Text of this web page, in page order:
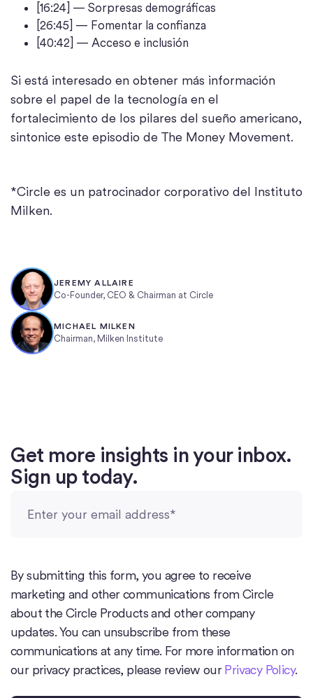
[16:24] — Sorpresas demográficas
[26:45] — Fomentar la confianza
[40:42] — Acceso e inclusión
Si está interesado en obtener más información
sobre el papel de la tecnología en el
fortalecimiento de los pilares del sueño americano,
sintonice este episodio de The Money Movement.
*Circle es un patrocinador corporativo del Instituto
Milken.
JEREMY ALLAIRE
Co-Founder, CEO & Chairman at Circle
MICHAEL MILKEN
Chairman, Milken Institute
Get more insights in your inbox.
Sign up today.
By submitting this form, you agree to receive
marketing and other communications from Circle
about the Circle Products and other company
updates. You can unsubscribe from these
communications at any time. For more information on
our privacy practices, please review ourPrivacy Policy.